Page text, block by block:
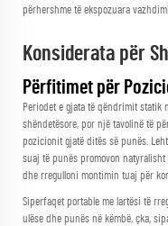
përhershme të ekspozuara
Konsiderata për
Përfitimet për
Periodet e gjata të qëndrimit statik
shëndetësore, por një tavolinë të
pozicionit gjatë ditës së punës.
suaj të punës promovon
dhe rregulloni montimin tuaj për
Siperfaqet portable me lartësi të
ulëse dhe punës në këmbë, çka,